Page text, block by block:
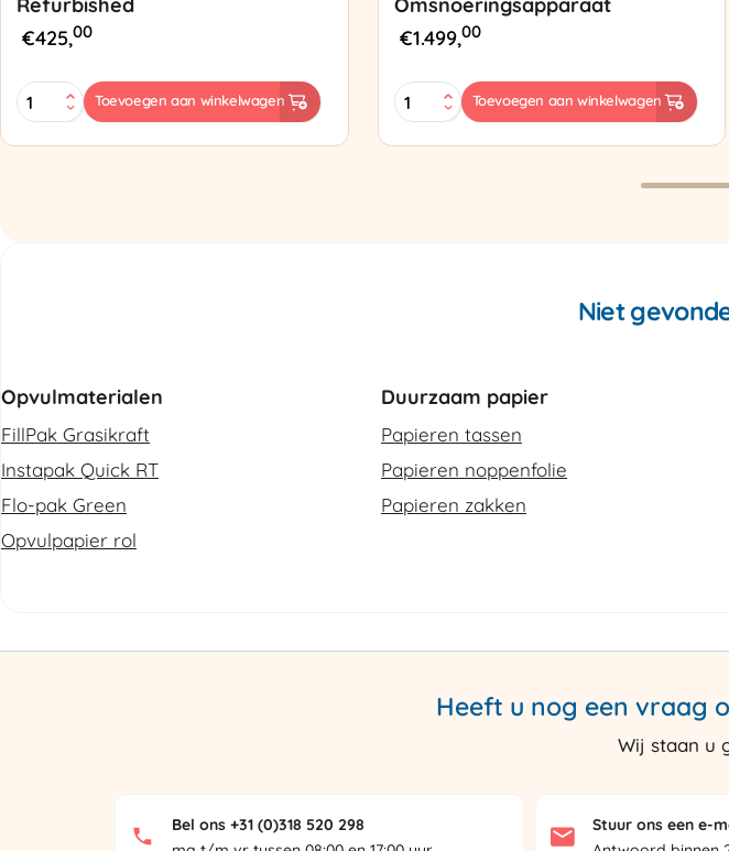
€425,00
MINI
PAK'R
Toevoegen aan winkelwagen
€1.499,00
Zapak
ZP97
Toevoegen aan winkelwagen
Niet
Opvulmaterialen
FillPak Grasikraft
Instapak Quick RT
Flo-pak Green
Opvulpapier rol
Duurzaam papier
Papieren tassen
Papieren noppenfolie
Papieren zakken
Heeft u nog een vraag
Wij staan u
Bel ons +31 (0)318 520 298
Stuur ons een e-